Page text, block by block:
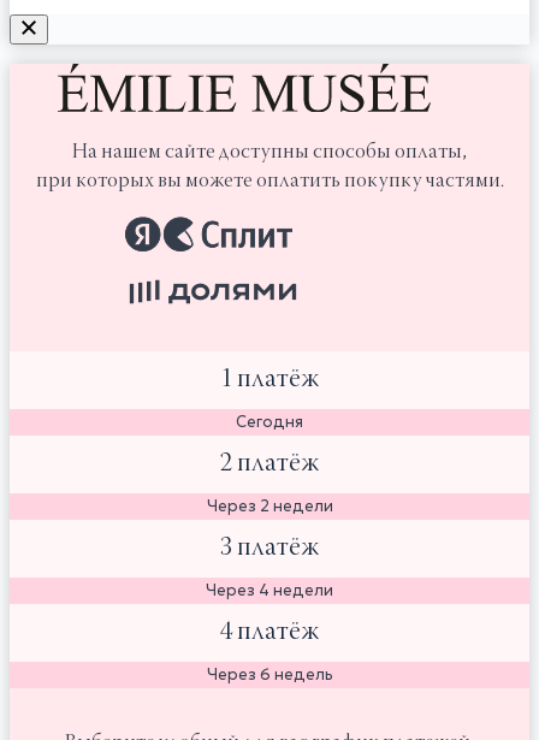
На нашем сайте доступны способы оплаты,
при которых вы можете оплатить покупку частями.
1 платёж
Сегодня
2 платёж
Через 2 недели
3 платёж
Через 4 недели
4 платёж
Через 6 недель